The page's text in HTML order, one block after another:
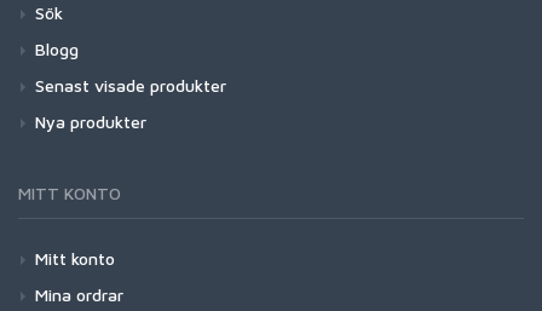
Sök
Blogg
Senast visade produkter
Nya produkter
MITT KONTO
Mitt konto
Mina ordrar